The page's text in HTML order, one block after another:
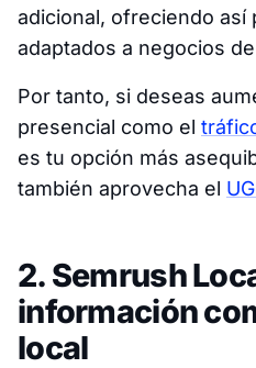
adicional, ofreciendo así
adaptados a negocios
Por tanto, si deseas
presencial como el
es tu opción más
también aprovecha el
2. Semrush
información
local